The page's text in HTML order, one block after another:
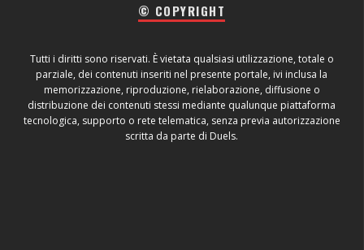
© COPYRIGHT
Tutti i diritti sono riservati. È vietata qualsiasi utilizzazione, totale o
parziale, dei contenuti inseriti nel presente portale, ivi inclusa la
memorizzazione, riproduzione, rielaborazione, diffusione o
distribuzione dei contenuti stessi mediante qualunque piattaforma
tecnologica, supporto o rete telematica, senza previa autorizzazione
scritta da parte di Duels.